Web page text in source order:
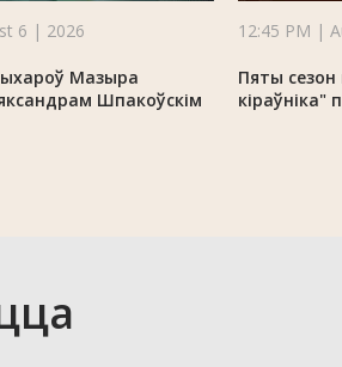
6 | 2026
Мазыра
Шпакоўскім
12:45 PM |
Пяты